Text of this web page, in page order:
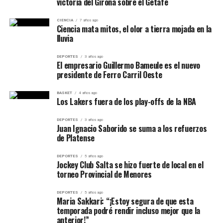
ElWTA Toronto 2026ya tiene así sus primeros cuartos
definidos:Swiatek-Shnaider y Alexandrova-Svitolina,
mientras la otra mitad de los octavos completará el
domingo los cuatro nombres restantes entre las ocho
primeros juegos. Después de ganar el primer parcial por
6-1, elevó todavía más la presión y no permitió que
El resultado adquiere todavía mayor importancia
semana: ya había eliminado al principal favorito Dan
Added y posteriormente superó a Alexander Binda y
Kenta Miyoshi.
La ATP confirmó que Poullain apenas cedió un juego en
Simakin resolvió un partido mucho más
La otra semifinal tuvo características completamente
CIENCIA 7 años ago
Ciencia mata mitos, el olor a tierra mojada en la
lluvia
DEPORTES 3 años ago
El empresario Guillermo Bameule es el nuevo
presidente de Ferro Carril Oeste
BASKET 4 años ago
Los Lakers fuera de los play-offs de la NBA
DEPORTES 3 años ago
Juan Ignacio Saborido se suma a los refuerzos
de Platense
DEPORTES 5 años ago
Jockey Club Salta se hizo fuerte de local en el
torneo Provincial de Menores
DEPORTES 5 años ago
Maria Sakkari: “¡Estoy segura de que esta
temporada podré rendir incluso mejor que la
anterior!”